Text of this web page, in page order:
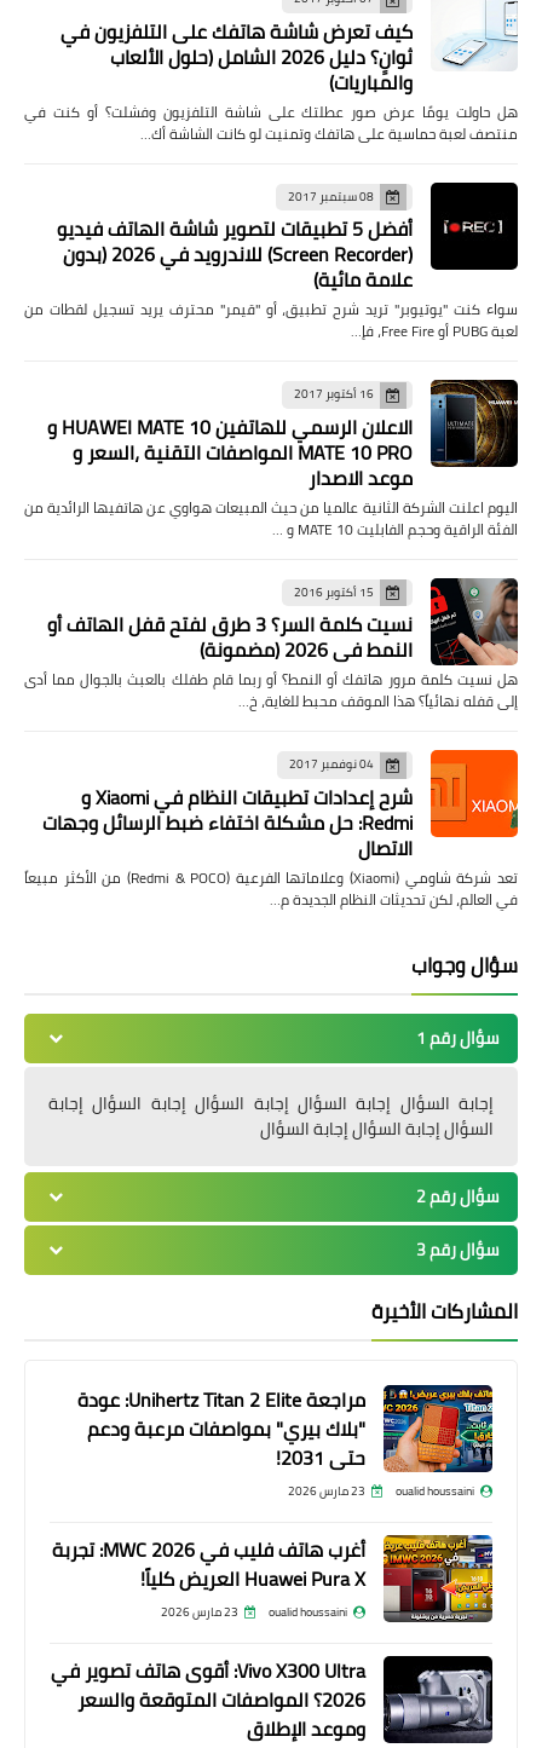
كيف تعرض شاشة هاتفك على التلفزيون في
ثوانٍ؟ دليل 2026 الشامل (حلول الألعاب
والمباريات)
هل حاولت يومًا عرض صور عطلتك على شاشة التلفزيون وفشلت؟ أو كنت في
منتصف لعبة حماسية على هاتفك وتمنيت لو كانت الشاشة أك…
08 سبتمبر 2017
أفضل 5 تطبيقات لتصوير شاشة الهاتف فيديو
(Screen Recorder) للاندرويد في 2026 (بدون
علامة مائية)
سواء كنت "يوتيوبر" تريد شرح تطبيق، أو "قيمر" محترف يريد تسجيل لقطات من
لعبة PUBG أو Free Fire، فإ…
16 أكتوبر 2017
الاعلان الرسمي للهاتفين HUAWEI MATE 10 و
MATE 10 PRO المواصفات التقنية ،السعر و
موعد الاصدار
اليوم اعلنت الشركة الثانية عالميا من حيث المبيعات هواوي عن هاتفيها الرائدية من
الفئة الراقية وحجم الفابليت MATE 10 و …
15 أكتوبر 2016
نسيت كلمة السر؟ 3 طرق لفتح قفل الهاتف أو
النمط في 2026 (مضمونة)
هل نسيت كلمة مرور هاتفك أو النمط؟ أو ربما قام طفلك بالعبث بالجوال مما أدى
إلى قفله نهائياً؟ هذا الموقف محبط للغاية، خ…
04 نوفمبر 2017
شرح إعدادات تطبيقات النظام في Xiaomi و
Redmi: حل مشكلة اختفاء ضبط الرسائل وجهات
الاتصال
تعد شركة شاومي (Xiaomi) وعلاماتها الفرعية (Redmi & POCO) من الأكثر مبيعاً
في العالم، لكن تحديثات النظام الجديدة م…
سؤال وجواب
سؤال رقم 1
إجابة السؤال إجابة السؤال إجابة السؤال إجابة السؤال إجابة
السؤال إجابة السؤال إجابة السؤال
سؤال رقم 2
سؤال رقم 3
المشاركات الأخيرة
مراجعة Unihertz Titan 2 Elite: عودة
"بلاك بيري" بمواصفات مرعبة ودعم
حتى 2031!
oualid houssaini 23 مارس 2026
أغرب هاتف فليب في MWC 2026: تجربة
Huawei Pura X العريض كلياً!
oualid houssaini 23 مارس 2026
Vivo X300 Ultra: أقوى هاتف تصوير في
2026؟ المواصفات المتوقعة والسعر
وموعد الإطلاق